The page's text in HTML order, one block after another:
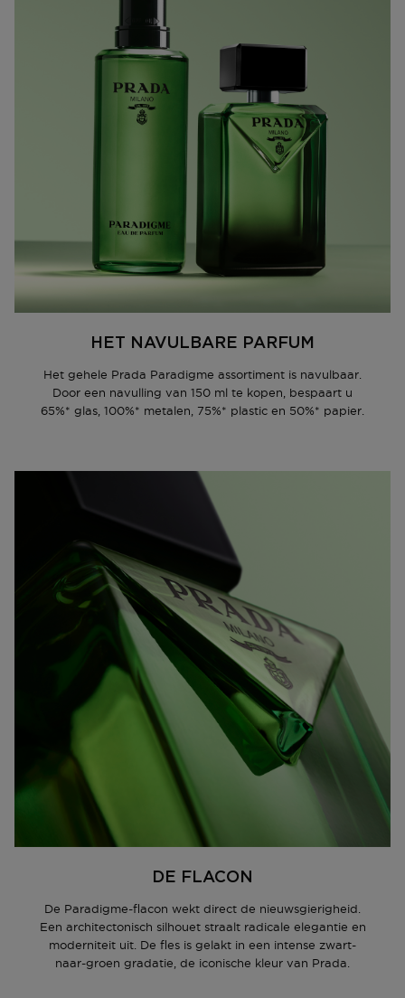
Prada Paradigme Eau de Parfum - Amber- en
houtachtig parfum voor heren - 100ml
HET NAVULBARE PARFUM
Het gehele Prada Paradigme assortiment is navulbaar.
Door een navulling van 150 ml te kopen, bespaart u
65%* glas, 100%* metalen, 75%* plastic en 50%* papier.
DE FLACON
De Paradigme-flacon wekt direct de nieuwsgierigheid.
Een architectonisch silhouet straalt radicale elegantie en
moderniteit uit. De fles is gelakt in een intense zwart-
naar-groen gradatie, de iconische kleur van Prada.